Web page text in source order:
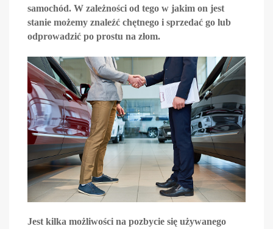
samochód. W zależności od tego w jakim on jest
stanie możemy znaleźć chętnego i sprzedać go lub
odprowadzić po prostu na złom.
Jest kilka możliwości na pozbycie się używanego